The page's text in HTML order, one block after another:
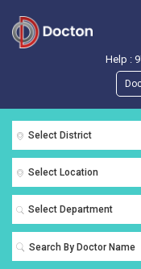
Help :
Select District
Select Location
Select Department